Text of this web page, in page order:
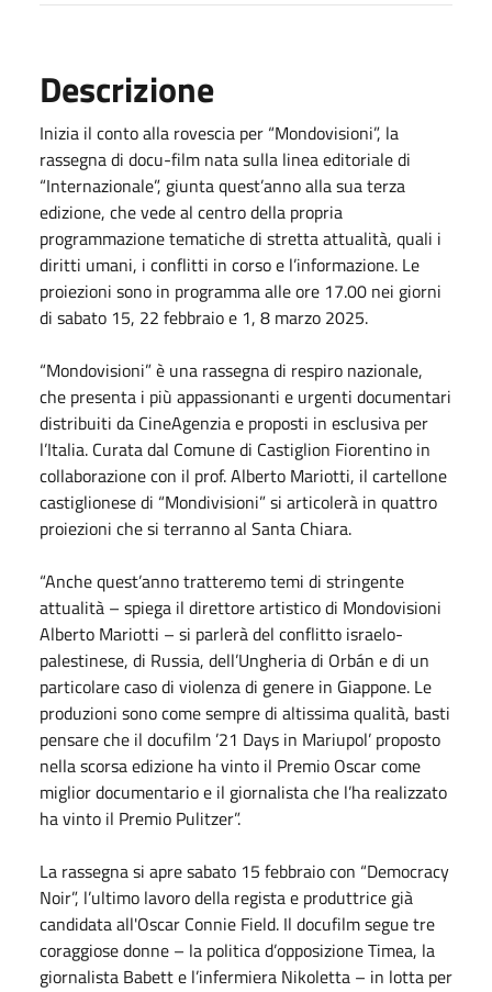
Descrizione
Inizia il conto alla rovescia per “Mondovisioni”, la
rassegna di docu-film nata sulla linea editoriale di
“Internazionale”, giunta quest’anno alla sua terza
edizione, che vede al centro della propria
programmazione tematiche di stretta attualità, quali i
diritti umani, i conflitti in corso e l’informazione. Le
proiezioni sono in programma alle ore 17.00 nei giorni
di sabato 15, 22 febbraio e 1, 8 marzo 2025.
“Mondovisioni” è una rassegna di respiro nazionale,
che presenta i più appassionanti e urgenti documentari
distribuiti da CineAgenzia e proposti in esclusiva per
l’Italia. Curata dal Comune di Castiglion Fiorentino in
collaborazione con il prof. Alberto Mariotti, il cartellone
castiglionese di “Mondivisioni” si articolerà in quattro
proiezioni che si terranno al Santa Chiara.
“Anche quest’anno tratteremo temi di stringente
attualità – spiega il direttore artistico di Mondovisioni
Alberto Mariotti – si parlerà del conflitto israelo-
palestinese, di Russia, dell’Ungheria di Orbán e di un
particolare caso di violenza di genere in Giappone. Le
produzioni sono come sempre di altissima qualità, basti
pensare che il docufilm ’21 Days in Mariupol’ proposto
nella scorsa edizione ha vinto il Premio Oscar come
miglior documentario e il giornalista che l’ha realizzato
ha vinto il Premio Pulitzer”.
La rassegna si apre sabato 15 febbraio con “Democracy
Noir”, l’ultimo lavoro della regista e produttrice già
candidata all'Oscar Connie Field. Il docufilm segue tre
coraggiose donne – la politica d’opposizione Timea, la
giornalista Babett e l’infermiera Nikoletta – in lotta per